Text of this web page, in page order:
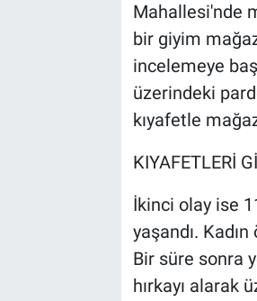
Mahallesi'nde
bir giyim
incelemeye
üzerindeki
kıyafetle
KIYAFETLERİ
İkinci olay ise
yaşandı.
Bir süre sonra
hırkayı alarak